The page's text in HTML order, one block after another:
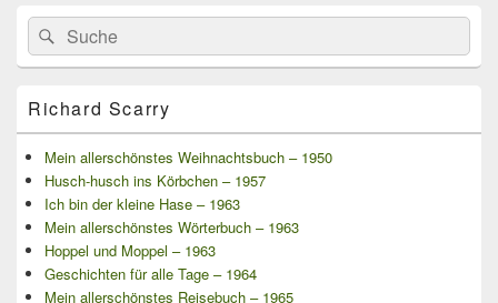
Primärer
Seitenleisten
Widget-
Bereich
Search
for:
Suche
Richard Scarry
Mein allerschönstes Weihnachtsbuch – 1950
Husch-husch ins Körbchen – 1957
Ich bin der kleine Hase – 1963
Mein allerschönstes Wörterbuch – 1963
Hoppel und Moppel – 1963
Geschichten für alle Tage – 1964
Mein allerschönstes Reisebuch – 1965